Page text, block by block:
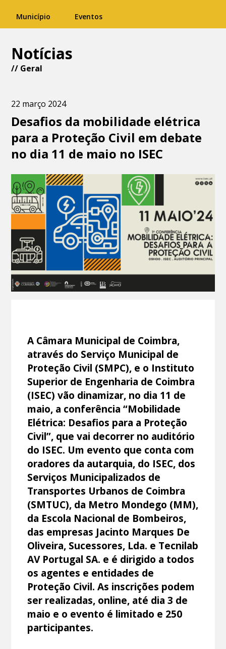
Município Eventos
Notícias
// Geral
22 março 2024
Desafios da mobilidade elétrica
para a Proteção Civil em debate
no dia 11 de maio no ISEC
A Câmara Municipal de Coimbra,
através do Serviço Municipal de
Proteção Civil (SMPC), e o Instituto
Superior de Engenharia de Coimbra
(ISEC) vão dinamizar, no dia 11 de
maio, a conferência “Mobilidade
Elétrica: Desafios para a Proteção
Civil”, que vai decorrer no auditório
do ISEC. Um evento que conta com
oradores da autarquia, do ISEC, dos
Serviços Municipalizados de
Transportes Urbanos de Coimbra
(SMTUC), da Metro Mondego (MM),
da Escola Nacional de Bombeiros,
das empresas Jacinto Marques De
Oliveira, Sucessores, Lda. e Tecnilab
AV Portugal SA. e é dirigido a todos
os agentes e entidades de
Proteção Civil. As inscrições podem
ser realizadas, online, até dia 3 de
maio e o evento é limitado e 250
participantes.